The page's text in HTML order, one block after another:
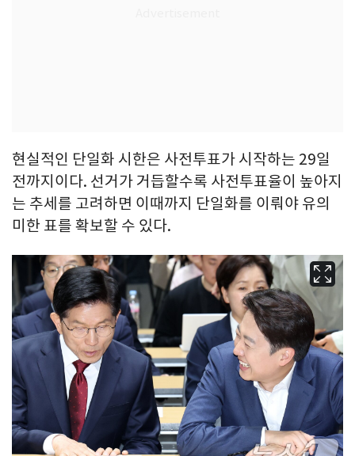
현실적인 단일화 시한은 사전투표가 시작하는 29일
전까지이다. 선거가 거듭할수록 사전투표율이 높아지
는 추세를 고려하면 이때까지 단일화를 이뤄야 유의
미한 표를 확보할 수 있다.